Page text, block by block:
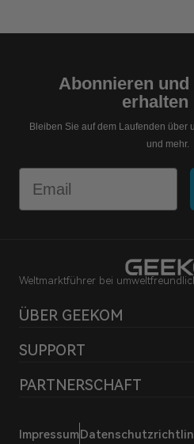
Abonnieren und
erhalten
Bleiben Sie auf dem Laufenden über
und mehr.
Weltmarktführer bei
ÜBER GEEKOM
SUPPORT
PARTNERSCHAFT
Impressum